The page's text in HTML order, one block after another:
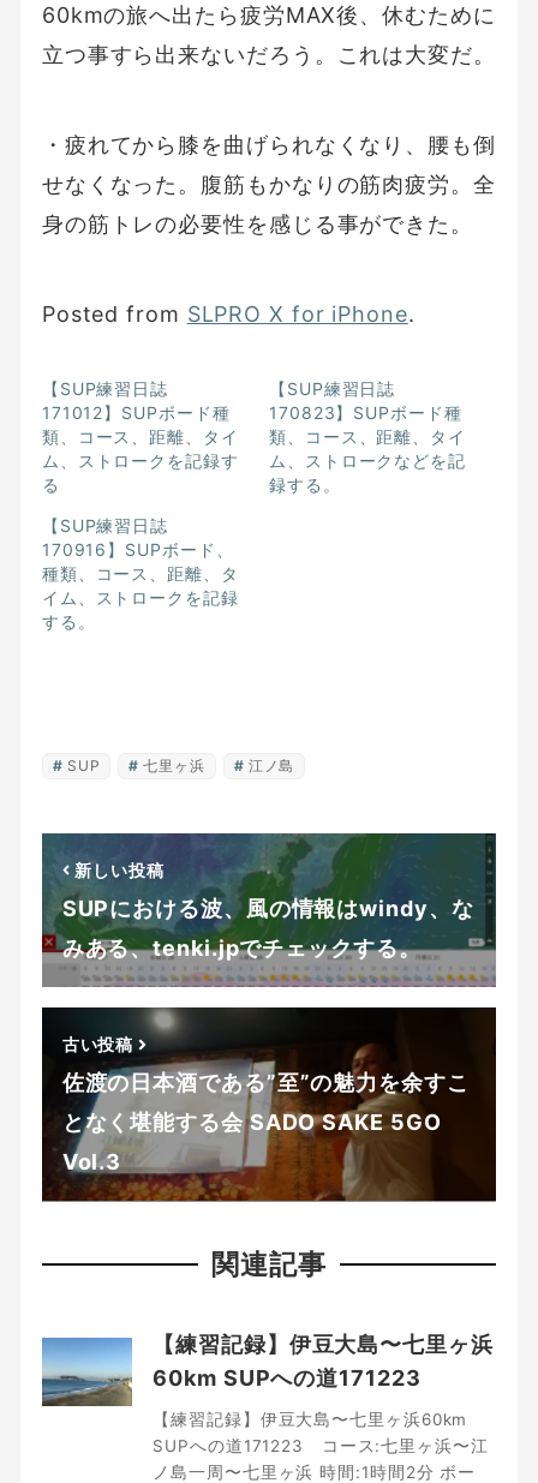
60kmの旅へ出たら疲労MAX後、休むために
立つ事すら出来ないだろう。これは大変だ。
・疲れてから膝を曲げられなくなり、腰も倒
せなくなった。腹筋もかなりの筋肉疲労。全
身の筋トレの必要性を感じる事ができた。
Posted from SLPRO X for iPhone.
【SUP練習日誌
171012】SUPボード種
類、コース、距離、タイ
ム、ストロークを記録す
る
【SUP練習日誌
170823】SUPボード種
類、コース、距離、タイ
ム、ストロークなどを記
録する。
【SUP練習日誌
170916】SUPボード、
種類、コース、距離、タ
イム、ストロークを記録
する。
SUP 七里ヶ浜 江ノ島
新しい投稿
SUPにおける波、風の情報はwindy、な
みある、tenki.jpでチェックする。
古い投稿
佐渡の日本酒である”至”の魅力を余すこ
となく堪能する会 SADO SAKE 5GO
Vol.3
関連記事
【練習記録】伊豆大島〜七里ヶ浜
60km SUPへの道171223
【練習記録】伊豆大島〜七里ヶ浜60km
SUPへの道171223 コース:七里ヶ浜〜江
ノ島一周〜七里ヶ浜 時間:1時間2分 ボー